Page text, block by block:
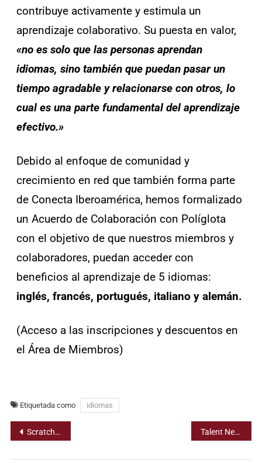
contribuye activamente y estimula un
aprendizaje colaborativo. Su puesta en valor,
«no es solo que las personas aprendan
idiomas, sino también que puedan pasar un
tiempo agradable y relacionarse con otros, lo
cual es una parte fundamental del aprendizaje
efectivo.»
Debido al enfoque de comunidad y
crecimiento en red que también forma parte
de Conecta Iberoamérica, hemos formalizado
un Acuerdo de Colaboración con Políglota
con el objetivo de que nuestros miembros y
colaboradores, puedan acceder con
beneficios al aprendizaje de 5 idiomas:
inglés, francés, portugués, italiano y alemán.
(Acceso a las inscripciones y descuentos en
el Área de Miembros)
Etiquetada como idiomas
Scratchers Cuba, el proyecto que impulsa el pensamiento computacional y el aprendizaje creativo a través de la programación y la robótica educativa en edades tempranas. Talent Network y Conecta Iberoamérica, formalizan un Convenio de Colaboración para lanzar una Certificación internacional en Soft Skills